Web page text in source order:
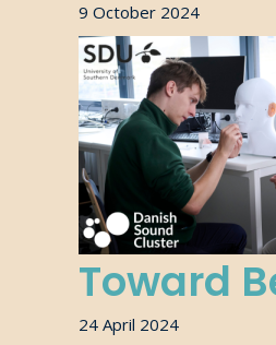
9 October 2024
Toward
24 April 2024